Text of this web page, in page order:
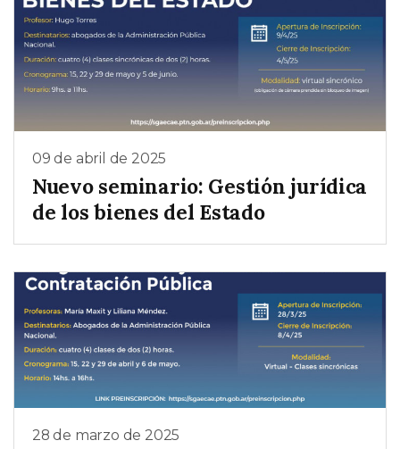
09 de abril de 2025
Nuevo seminario: Gestión jurídica
de los bienes del Estado
28 de marzo de 2025